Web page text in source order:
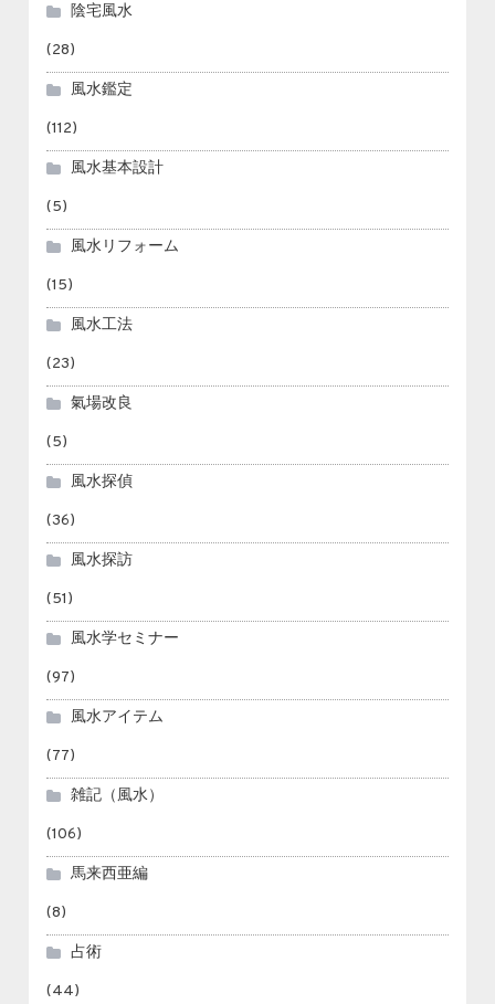
陰宅風水
(28)
風水鑑定
(112)
風水基本設計
(5)
風水リフォーム
(15)
風水工法
(23)
氣場改良
(5)
風水探偵
(36)
風水探訪
(51)
風水学セミナー
(97)
風水アイテム
(77)
雑記（風水）
(106)
馬来西亜編
(8)
占術
(44)